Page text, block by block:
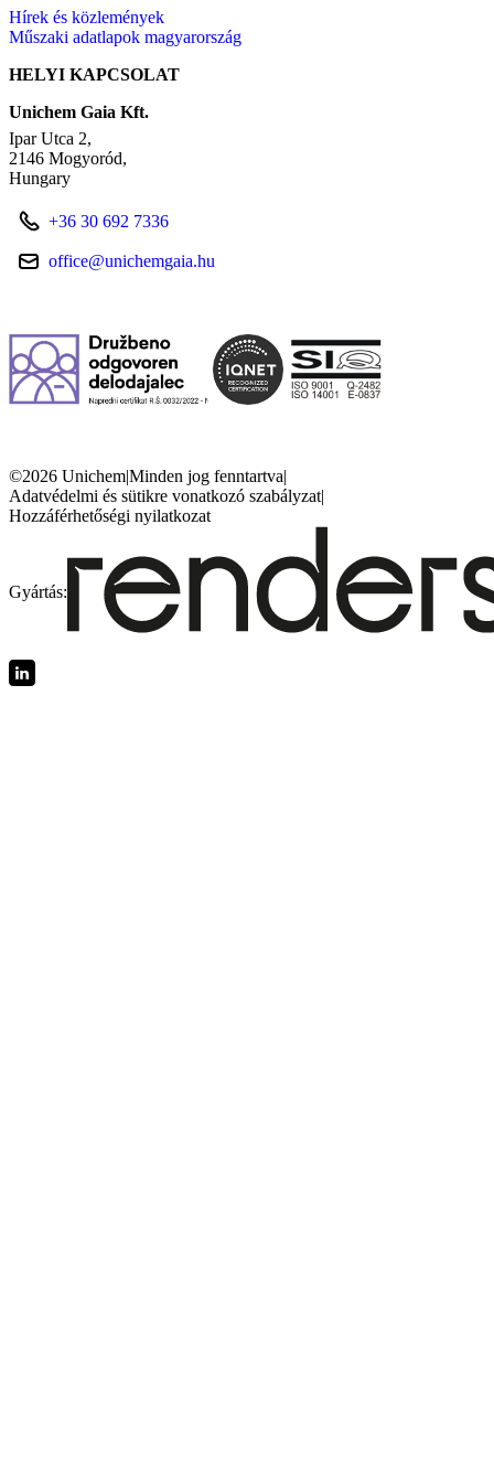
Hírek és közlemények
Műszaki adatlapok magyarország
HELYI KAPCSOLAT
Unichem Gaia Kft.
Ipar Utca 2,
2146 Mogyoród,
Hungary
+36 30 692 7336
office@unichemgaia.hu
©2026 Unichem|Minden jog fenntartva|
Adatvédelmi és sütikre vonatkozó szabályzat|
Hozzáférhetőségi nyilatkozat
Gyártás: